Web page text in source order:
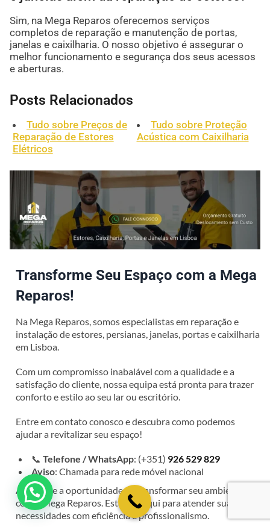
Sim, na Mega Reparos oferecemos serviços
completos de reparação e manutenção de portas,
janelas e caixilharia. O nosso objetivo é assegurar o
melhor funcionamento e segurança dos seus acessos
e aberturas.
Posts Relacionados
Tudo sobre Preços de
Reparação de Estores
Elétricos
Tudo sobre Proteção
Acústica com Caixilharia
Transforme Seu Espaço com a Mega
Reparos!
Na Mega Reparos, somos especialistas em reparação e
instalação de estores, persianas, janelas, portas e caixilharia
em Lisboa.
Com um compromisso inabalável com a qualidade e a
satisfação do cliente, nossa equipa está pronta para trazer
conforto e estilo ao seu lar ou escritório.
Entre em contato conosco e descubra como podemos
ajudar a revitalizar seu espaço!
📞Telefone / WhatsApp: (+351) 926 529 829
Aviso: Chamada para rede móvel nacional
Aproveite a oportunidade de transformar seu ambiente
com a Mega Reparos. Estamos aqui para atender suas
necessidades com eficiência e profissionalismo.
💬 Como podemos ajudar?